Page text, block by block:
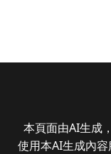
本頁面由AI生成
使用本AI生成內